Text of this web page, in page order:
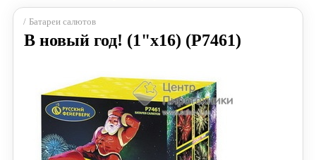
Батареи салютов
В новый год! (1"х16) (Р7461)